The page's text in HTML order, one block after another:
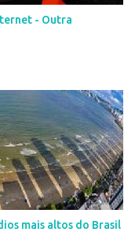
- Outra
mais altos do Brasil